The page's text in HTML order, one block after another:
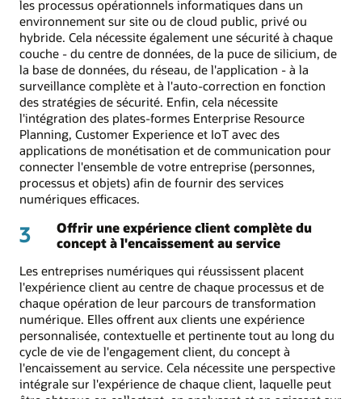
les processus opérationnels informatiques dans un
environnement sur site ou de cloud public, privé ou
hybride. Cela nécessite également une sécurité à chaque
couche - du centre de données, de la puce de silicium, de
la base de données, du réseau, de l'application - à la
surveillance complète et à l'auto-correction en fonction
des stratégies de sécurité. Enfin, cela nécessite
l'intégration des plates-formes Enterprise Resource
Planning, Customer Experience et IoT avec des
applications de monétisation et de communication pour
connecter l'ensemble de votre entreprise (personnes,
processus et objets) afin de fournir des services
numériques efficaces.
3
Offrir une expérience client complète du
concept à l'encaissement au service
Les entreprises numériques qui réussissent placent
l'expérience client au centre de chaque processus et de
chaque opération de leur parcours de transformation
numérique. Elles offrent aux clients une expérience
personnalisée, contextuelle et pertinente tout au long du
cycle de vie de l'engagement client, du concept à
l'encaissement au service. Cela nécessite une perspective
intégrale sur l'expérience de chaque client, laquelle peut